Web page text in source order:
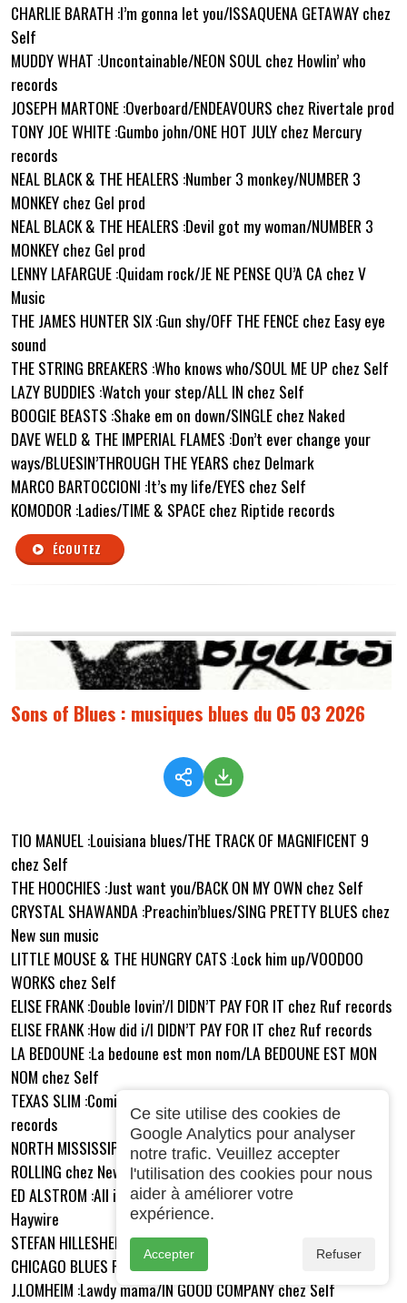
CHARLIE BARATH :I’m gonna let you/ISSAQUENA GETAWAY chez
Self
MUDDY WHAT :Uncontainable/NEON SOUL chez Howlin’ who
records
JOSEPH MARTONE :Overboard/ENDEAVOURS chez Rivertale prod
TONY JOE WHITE :Gumbo john/ONE HOT JULY chez Mercury
records
NEAL BLACK & THE HEALERS :Number 3 monkey/NUMBER 3
MONKEY chez Gel prod
NEAL BLACK & THE HEALERS :Devil got my woman/NUMBER 3
MONKEY chez Gel prod
LENNY LAFARGUE :Quidam rock/JE NE PENSE QU’A CA chez V
Music
THE JAMES HUNTER SIX :Gun shy/OFF THE FENCE chez Easy eye
sound
THE STRING BREAKERS :Who knows who/SOUL ME UP chez Self
LAZY BUDDIES :Watch your step/ALL IN chez Self
BOOGIE BEASTS :Shake em on down/SINGLE chez Naked
DAVE WELD & THE IMPERIAL FLAMES :Don’t ever change your
ways/BLUESIN’THROUGH THE YEARS chez Delmark
MARCO BARTOCCIONI :It’s my life/EYES chez Self
KOMODOR :Ladies/TIME & SPACE chez Riptide records
ÉCOUTEZ
Sons of Blues : musiques blues du 05 03 2026
TIO MANUEL :Louisiana blues/THE TRACK OF MAGNIFICENT 9
chez Self
THE HOOCHIES :Just want you/BACK ON MY OWN chez Self
CRYSTAL SHAWANDA :Preachin’blues/SING PRETTY BLUES chez
New sun music
LITTLE MOUSE & THE HUNGRY CATS :Lock him up/VOODOO
WORKS chez Self
ELISE FRANK :Double lovin’/I DIDN’T PAY FOR IT chez Ruf records
ELISE FRANK :How did i/I DIDN’T PAY FOR IT chez Ruf records
LA BEDOUNE :La bedoune est mon nom/LA BEDOUNE EST MON
NOM chez Self
TEXAS SLIM :Coming home/LUCKY MOJO chez Feelin’good
records
NORTH MISSISSIPPI ALLSTARS :Lonesome in my home/UP &
ROLLING chez New west records
ED ALSTROM :All i’m gonna do/THIS IDEA OF HUMANITY chez
Haywire
STEFAN HILLESHEIM BAND :Big legged woman/LIVE AT THE
CHICAGO BLUES FESTIVAL chez Stella blue music
J.LOMHEIM :Lawdy mama/IN GOOD COMPANY chez Self
Ce site utilise des cookies de
Google Analytics pour analyser
notre trafic. Veuillez accepter
l'utilisation des cookies pour nous
aider à améliorer votre
expérience.
Accepter Refuser